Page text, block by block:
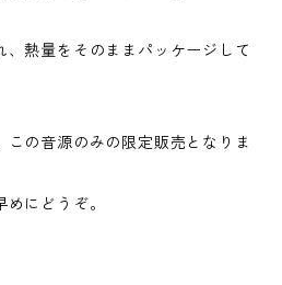
、熱量をそのままパッケージして
の音源のみの限定販売となりま
にどうぞ。